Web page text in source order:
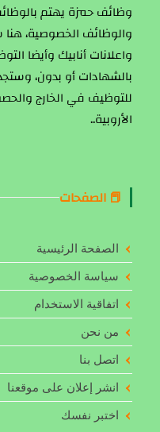
وظائف حمزة يهتم
والوظائف الخصوصية، هنا
واعلانات أنابيك وأيضا
بالشهادات أو بدون،
للتوظيف في الخارج
الأروبية..
📕 الصفحات
الصفحة الرئيسية
سياسة الخصوصية
اتفاقية الاستخدام
من نحن
اتصل بنا
انشر إعلان على موقعنا
اختبر نفسك